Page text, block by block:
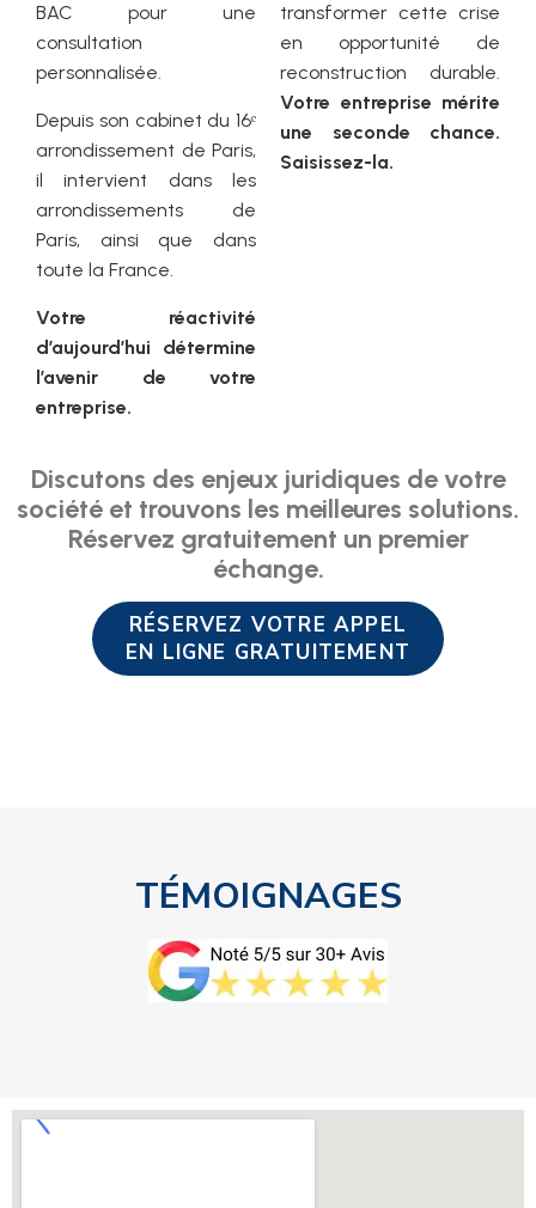
BAC pour une
consultation
personnalisée.
Depuis son cabinet du 16ᵉ
arrondissement de Paris,
il intervient dans les
arrondissements de
Paris, ainsi que dans
toute la France.
Votre réactivité
d’aujourd’hui détermine
l’avenir de votre
entreprise.
transformer cette crise
en opportunité de
reconstruction durable.
Votre entreprise mérite
une seconde chance.
Saisissez-la.
Discutons des enjeux juridiques de votre
société et trouvons les meilleures solutions.
Réservez gratuitement un premier
échange.
RÉSERVEZ VOTRE APPEL
EN LIGNE GRATUITEMENT
TÉMOIGNAGES